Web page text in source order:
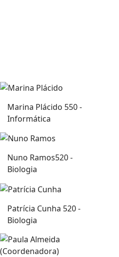
Marina Plácido 550 -
Informática
Nuno Ramos520 -
Biologia
Patrícia Cunha 520 -
Biologia